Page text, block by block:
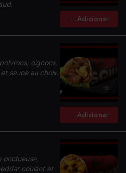
Adicionar
oignons,
sauce au choix.
Adicionar
onctueuse,
coulant et